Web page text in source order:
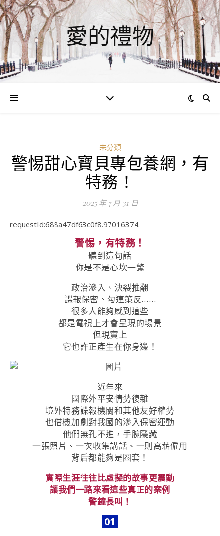
愛的禮物
未分類
警惕甜心寶貝專包養網，有
特務！
2025 年 7 月 31 日
requestId:688a47df63c0f8.97016374.
警惕，有特務！
聽到這句話
你是不是心坎一驚
政治滲入、決裂推翻
諜報保密、勾連策反……
很多人能夠感到這些
都是電視上才會呈現的場景
但現實上
它也許正產生在你身邊！
近年來
國際外平安情勢復雜
境外特務諜報機關和其他友好權勢
也借機加劇對我國的滲入保密運動
他們無孔不進，手腕隱藏
一張照片、一次收集講話、一則高薪僱用
背后都能夠是圈套！
實際生涯往往比虛擬的故事更震動
讓我們一路來看這些真正的案例
警鐘長叫！
01